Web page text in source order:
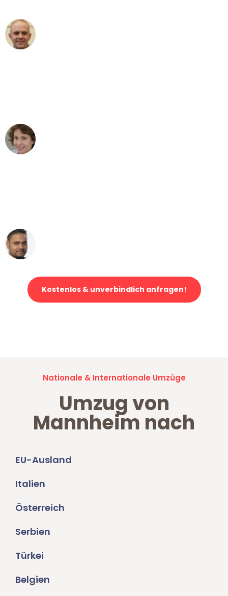
Kostenlos & unverbindlich anfragen!
Nationale & Internationale Umzüge
Umzug von
Mannheim nach
EU-Ausland
Italien
Österreich
Serbien
Türkei
Belgien